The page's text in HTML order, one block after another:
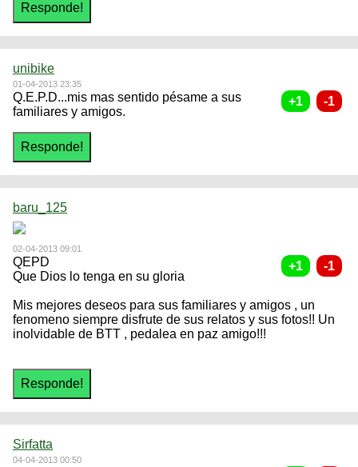
unibike
01-04-2013 23:35
Q.E.P.D...mis mas sentido pésame a sus
familiares y amigos.
baru_125
02-04-2013 09:01
QEPD
Que Dios lo tenga en su gloria
Mis mejores deseos para sus familiares y amigos , un
fenomeno siempre disfrute de sus relatos y sus fotos!! Un
inolvidable de BTT , pedalea en paz amigo!!!
Sirfatta
04-04-2013 00:50